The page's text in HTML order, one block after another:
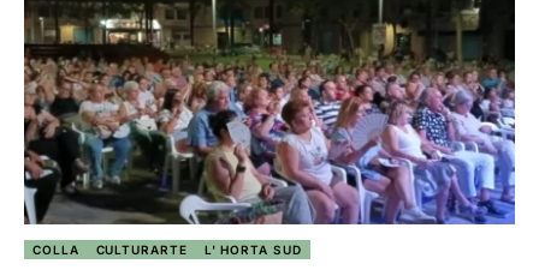
COLLA CULTURARTE L' HORTA SUD